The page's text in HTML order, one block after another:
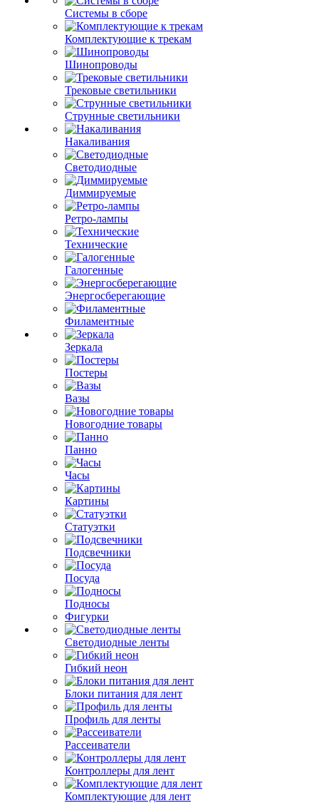
Системы в сборе
Комплектующие к трекам
Шинопроводы
Трековые светильники
Струнные светильники
Накаливания
Светодиодные
Диммируемые
Ретро-лампы
Технические
Галогенные
Энергосберегающие
Филаментные
Зеркала
Постеры
Вазы
Новогодние товары
Панно
Часы
Картины
Статуэтки
Подсвечники
Посуда
Подносы
Фигурки
Светодиодные ленты
Гибкий неон
Блоки питания для лент
Профиль для ленты
Рассеиватели
Контроллеры для лент
Комплектующие для лент